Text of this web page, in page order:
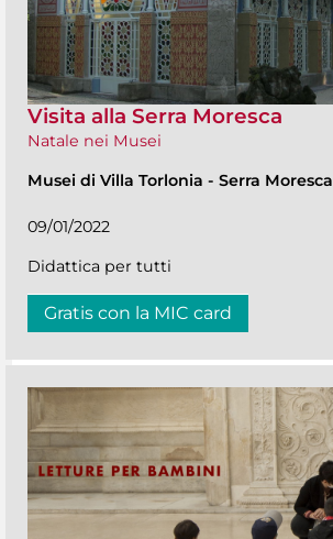
Visita alla Serra Moresca
Natale nei Musei
Musei di Villa Torlonia - Serra Moresca
09/01/2022
Didattica per tutti
Gratis con la MIC card